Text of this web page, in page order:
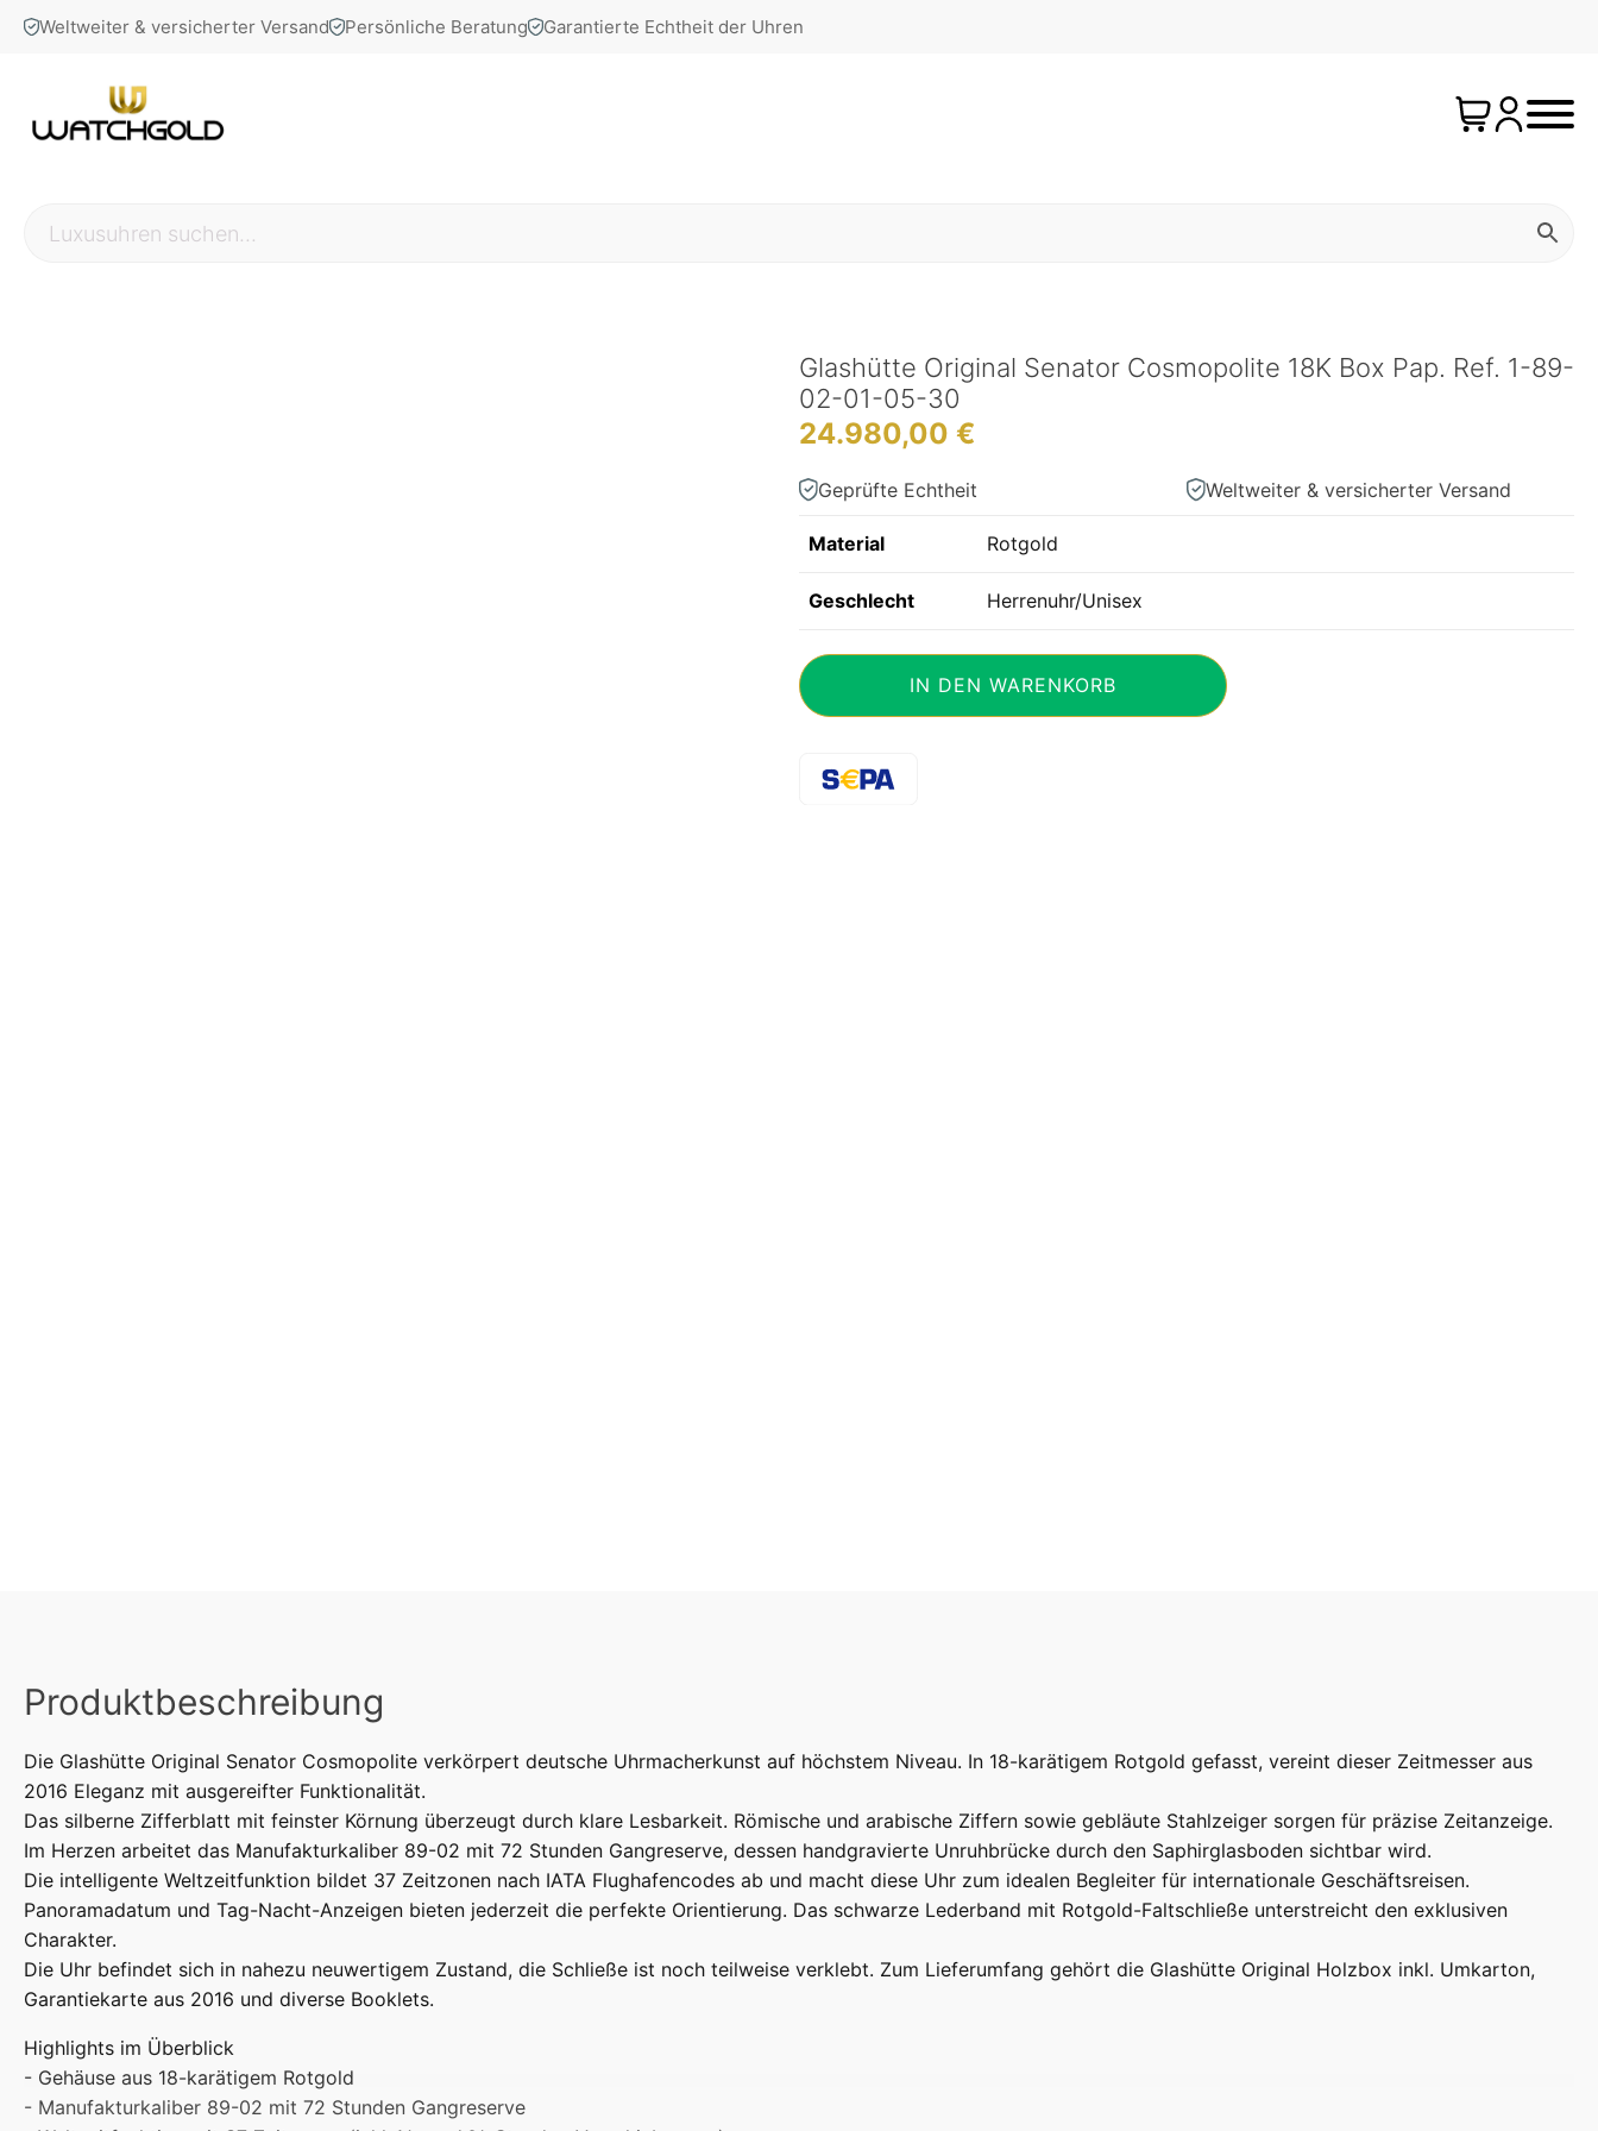
Weltweiter & versicherter Versand Persönliche Beratung Garantierte Echtheit der Uhren
Glashütte Original Senator Cosmopolite 18K Box Pap. Ref. 1-89-
02-01-05-30
24.980,00 €
Geprüfte Echtheit Weltweiter & versicherter Versand
Material Rotgold
Geschlecht Herrenuhr/Unisex
Glashütte
Original
Senator
Pap.
IN DEN WARENKORB
Produktbeschreibung
Die Glashütte Original Senator Cosmopolite verkörpert deutsche Uhrmacherkunst auf höchstem Niveau. In 18-karätigem Rotgold gefasst, vereint dieser Zeitmesser aus
2016 Eleganz mit ausgereifter Funktionalität.
Das silberne Zifferblatt mit feinster Körnung überzeugt durch klare Lesbarkeit. Römische und arabische Ziffern sowie gebläute Stahlzeiger sorgen für präzise Zeitanzeige.
Im Herzen arbeitet das Manufakturkaliber 89-02 mit 72 Stunden Gangreserve, dessen handgravierte Unruhbrücke durch den Saphirglasboden sichtbar wird.
Die intelligente Weltzeitfunktion bildet 37 Zeitzonen nach IATA Flughafencodes ab und macht diese Uhr zum idealen Begleiter für internationale Geschäftsreisen.
Panoramadatum und Tag-Nacht-Anzeigen bieten jederzeit die perfekte Orientierung. Das schwarze Lederband mit Rotgold-Faltschließe unterstreicht den exklusiven
Charakter.
Die Uhr befindet sich in nahezu neuwertigem Zustand, die Schließe ist noch teilweise verklebt. Zum Lieferumfang gehört die Glashütte Original Holzbox inkl. Umkarton,
Garantiekarte aus 2016 und diverse Booklets.
Highlights im Überblick
- Gehäuse aus 18-karätigem Rotgold
- Manufakturkaliber 89-02 mit 72 Stunden Gangreserve